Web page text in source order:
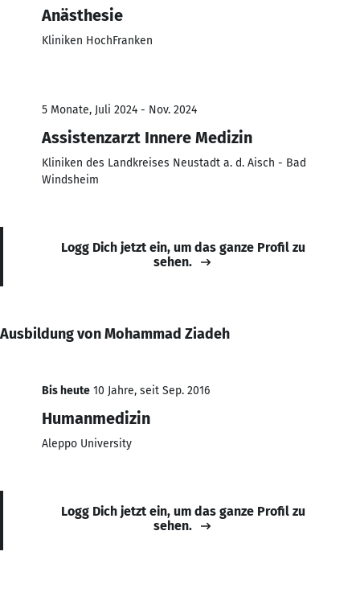
Anästhesie
Kliniken HochFranken
5 Monate, Juli 2024 - Nov. 2024
Assistenzarzt Innere Medizin
Kliniken des Landkreises Neustadt a. d. Aisch - Bad
Windsheim
Logg Dich jetzt ein, um das ganze Profil zu
sehen.
Ausbildung von Mohammad Ziadeh
Bis heute 10 Jahre, seit Sep. 2016
Humanmedizin
Aleppo University
Logg Dich jetzt ein, um das ganze Profil zu
sehen.